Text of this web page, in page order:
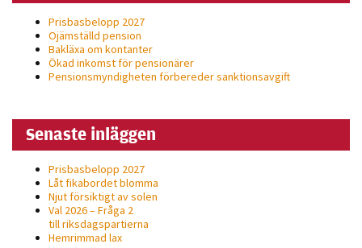
Prisbasbelopp 2027
Ojämställd pension
Bakläxa om kontanter
Ökad inkomst för pensionärer
Pensionsmyndigheten förbereder sanktionsavgift
Senaste inläggen
Prisbasbelopp 2027
Låt fikabordet blomma
Njut försiktigt av solen
Val 2026 – Fråga 2
till riksdagspartierna
Hemrimmad lax